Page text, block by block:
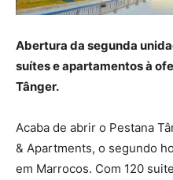
Abertura da segunda
suítes e apartamentos à
Tânger.
Acaba de abrir o Pestana
& Apartments, o segundo
em Marrocos. Com 120